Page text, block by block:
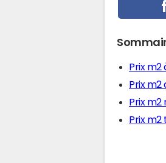
Prix m2
Prix
Prix m2
Prix m2